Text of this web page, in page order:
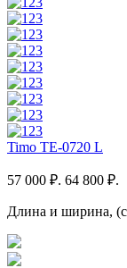
Timo TE-0720 L
57 000 ₽. 64 800 ₽.
Длина и ширина,